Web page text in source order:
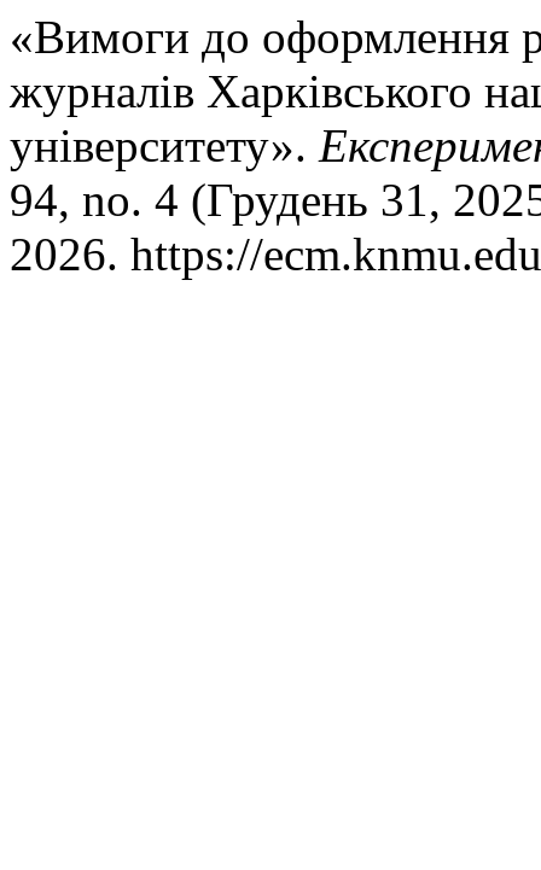
«Вимоги до оформлення
журналів Харківського
університету».
94, no. 4 (Грудень 31,
2026. https://